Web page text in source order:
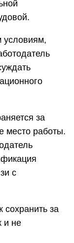
условиям,
за
место работы.
с
сохранить за
и не